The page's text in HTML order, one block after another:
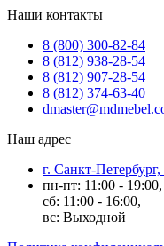
Наши контакты
8 (800) 300-82-84
8 (812) 938-28-54
8 (812) 907-28-54
8 (812) 374-63-40
Наш адрес
г. Санкт-
пн-пт: 11:00 - 19:00,
сб: 11:00 - 16:00,
вс: Выходной